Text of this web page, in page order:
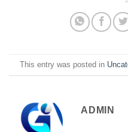
This entry was posted in
ADMIN